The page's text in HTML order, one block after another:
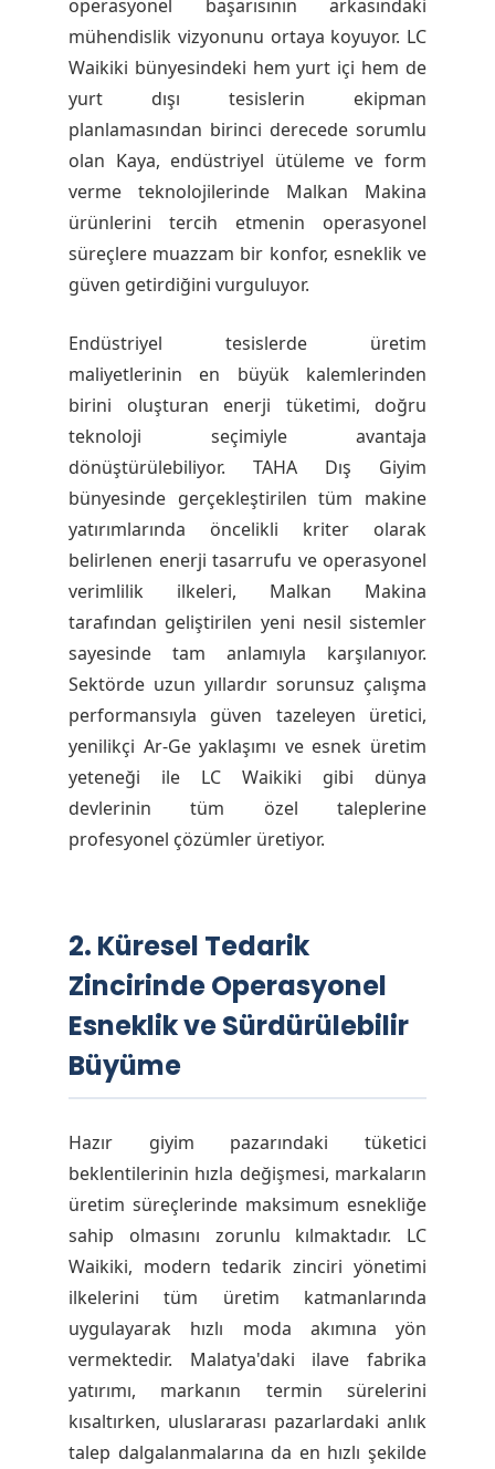
operasyonel başarısının arkasındaki
mühendislik vizyonunu ortaya koyuyor. LC
Waikiki bünyesindeki hem yurt içi hem de
yurt dışı tesislerin ekipman
planlamasından birinci derecede sorumlu
olan Kaya, endüstriyel ütüleme ve form
verme teknolojilerinde Malkan Makina
ürünlerini tercih etmenin operasyonel
süreçlere muazzam bir konfor, esneklik ve
güven getirdiğini vurguluyor.
Endüstriyel tesislerde üretim
maliyetlerinin en büyük kalemlerinden
birini oluşturan enerji tüketimi, doğru
teknoloji seçimiyle avantaja
dönüştürülebiliyor. TAHA Dış Giyim
bünyesinde gerçekleştirilen tüm makine
yatırımlarında öncelikli kriter olarak
belirlenen enerji tasarrufu ve operasyonel
verimlilik ilkeleri, Malkan Makina
tarafından geliştirilen yeni nesil sistemler
sayesinde tam anlamıyla karşılanıyor.
Sektörde uzun yıllardır sorunsuz çalışma
performansıyla güven tazeleyen üretici,
yenilikçi Ar-Ge yaklaşımı ve esnek üretim
yeteneği ile LC Waikiki gibi dünya
devlerinin tüm özel taleplerine
profesyonel çözümler üretiyor.
2. Küresel Tedarik
Zincirinde Operasyonel
Esneklik ve Sürdürülebilir
Büyüme
Hazır giyim pazarındaki tüketici
beklentilerinin hızla değişmesi, markaların
üretim süreçlerinde maksimum esnekliğe
sahip olmasını zorunlu kılmaktadır. LC
Waikiki, modern tedarik zinciri yönetimi
ilkelerini tüm üretim katmanlarında
uygulayarak hızlı moda akımına yön
vermektedir. Malatya'daki ilave fabrika
yatırımı, markanın termin sürelerini
kısaltırken, uluslararası pazarlardaki anlık
talep dalgalanmalarına da en hızlı şekilde